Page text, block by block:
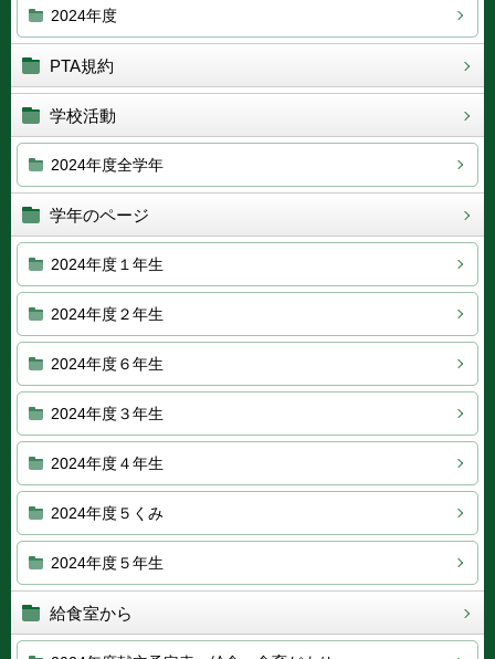
2024年度
PTA規約
学校活動
2024年度全学年
学年のページ
2024年度１年生
2024年度２年生
2024年度６年生
2024年度３年生
2024年度４年生
2024年度５くみ
2024年度５年生
給食室から